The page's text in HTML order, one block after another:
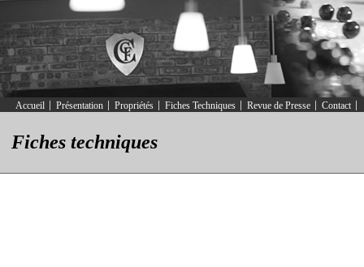
Accueil Présentation Propriétés Fiches Techniques Revue de Presse Contact
Fiches techniques